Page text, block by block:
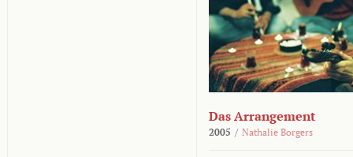
Das Arrangement
2005 / Nathalie Borgers